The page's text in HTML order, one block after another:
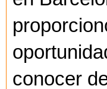
conocer